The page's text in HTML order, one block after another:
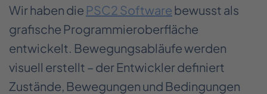
Wir haben die PSC2 Software bewusst als
grafische Programmieroberfläche
entwickelt. Bewegungsabläufe werden
visuell erstellt – der Entwickler definiert
Zustände, Bewegungen und Bedingungen